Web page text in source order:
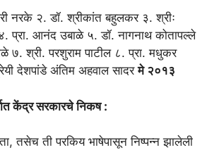
नरके २. डॉ. श्रीकांत बहुलकर ३. श्रीः
प्रा. आनंद उबाळे ५. डॉ. नागनाथ कोतापल्ले
७. श्री. परशुराम पाटील ८. प्रा. मधुकर
देशपांडे अंतिम अहवाल सादरमे २०१३
केंद्र सरकारचे निकष :
तसेच ती परकिय भाषेपासून निष्पन्न झालेली